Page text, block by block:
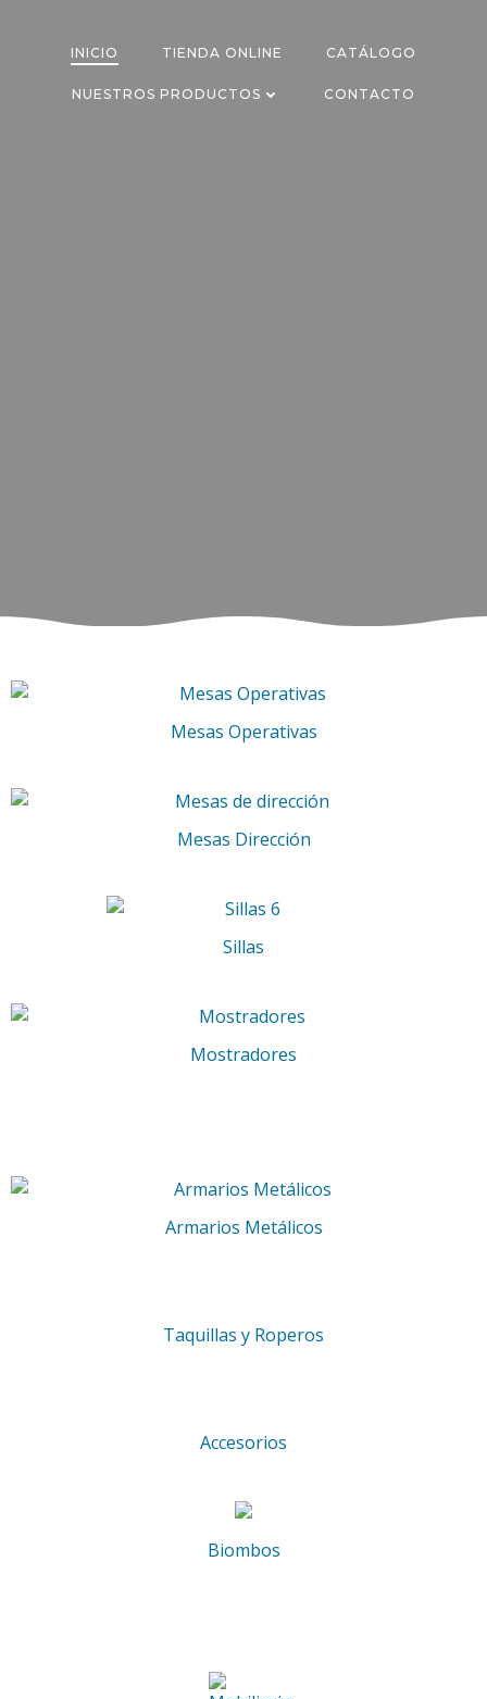
INICIO TIENDA ONLINE CATÁLOGO
NUESTROS PRODUCTOS CONTACTO
Mesas Operativas
Mesas Dirección
Sillas
Mostradores
Armarios Metálicos
Taquillas y Roperos
Accesorios
Biombos